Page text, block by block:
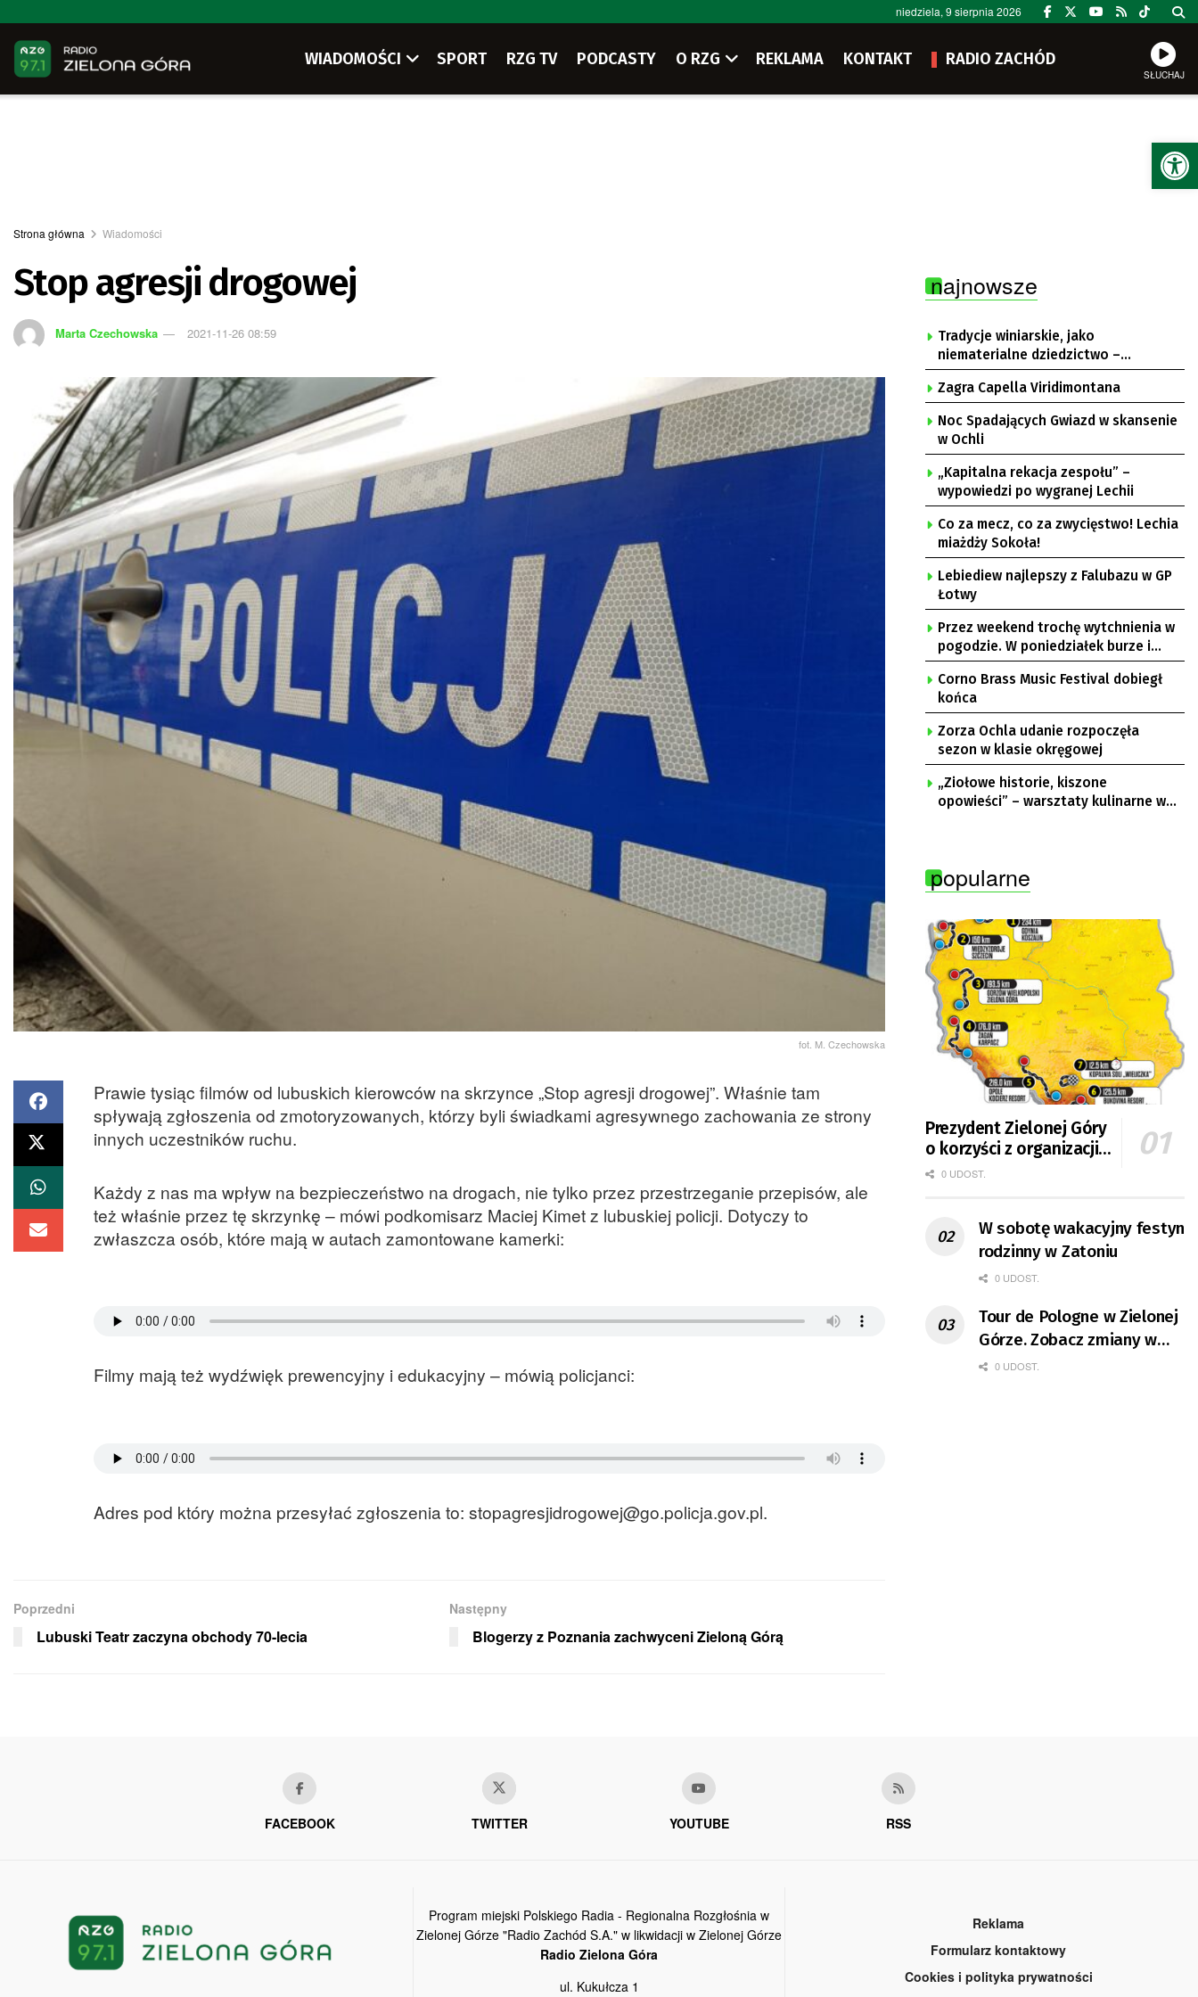
niedziela, 9 sierpnia 2026
WIADOMOŚCI SPORT RZG TV PODCASTY O RZG REKLAMA KONTAKT RADIO ZACHÓD
SŁUCHAJ
Strona główna Wiadomości
Stop agresji drogowej
Marta Czechowska 2021-11-26 08:59
fot. M. Czechowska
Prawie tysiąc filmów od lubuskich kierowców na skrzynce „Stop agresji drogowej”. Właśnie tam
spływają zgłoszenia od zmotoryzowanych, którzy byli świadkami agresywnego zachowania ze strony
innych uczestników ruchu.
Każdy z nas ma wpływ na bezpieczeństwo na drogach, nie tylko przez przestrzeganie przepisów, ale
też właśnie przez tę skrzynkę – mówi podkomisarz Maciej Kimet z lubuskiej policji. Dotyczy to
zwłaszcza osób, które mają w autach zamontowane kamerki:
Filmy mają też wydźwięk prewencyjny i edukacyjny – mówią policjanci:
Adres pod który można przesyłać zgłoszenia to: stopagresjidrogowej@go.policja.gov.pl.
Poprzedni
Lubuski Teatr zaczyna obchody 70-lecia
Następny
Blogerzy z Poznania zachwyceni Zieloną Górą
najnowsze
Tradycje winiarskie, jako
niematerialne dziedzictwo –
konsultacje i projekt
Zagra Capella Viridimontana
Noc Spadających Gwiazd w skansenie
w Ochli
„Kapitalna rekacja zespołu” –
wypowiedzi po wygranej Lechii
Co za mecz, co za zwycięstwo! Lechia
miażdży Sokoła!
Lebiediew najlepszy z Falubazu w GP
Łotwy
Przez weekend trochę wytchnienia w
pogodzie. W poniedziałek burze i
upał
Corno Brass Music Festival dobiegł
końca
Zorza Ochla udanie rozpoczęła
sezon w klasie okręgowej
„Ziołowe historie, kiszone
opowieści” – warsztaty kulinarne w
popularne
Prezydent Zielonej Góry
o korzyści z organizacji
mety Tour de Pologne
0 UDOST.
W sobotę wakacyjny festyn
rodzinny w Zatoniu
0 UDOST.
Tour de Pologne w Zielonej
Górze. Zobacz zmiany w
organizacji ruchu
0 UDOST.
FACEBOOK TWITTER YOUTUBE RSS
Program miejski Polskiego Radia - Regionalna Rozgłośnia w
Zielonej Górze "Radio Zachód S.A." w likwidacji w Zielonej Górze
Radio Zielona Góra
ul. Kukułcza 1
Reklama
Formularz kontaktowy
Cookies i polityka prywatności